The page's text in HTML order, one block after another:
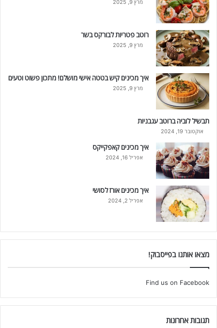
מרץ 9, 2025
רוטב פטריות לבורקס בשר
מרץ 9, 2025
איך מכינים קיש בטטה אישי מושלם! מתכון פשוט וטעים
מרץ 9, 2025
תבשיל לוביה ברוטב עגבניות
אוקטובר 19, 2024
איך מכינים קאפקייקס
אפריל 16, 2024
איך מכינים אורז לסושי
אפריל 2, 2024
מצאו אותנו בפייסבוק!
Find us on Facebook
תגובות אחרונות